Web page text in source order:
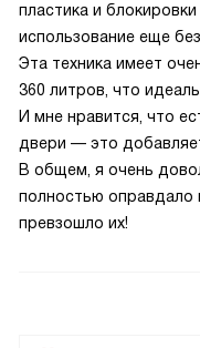
пластика и
использование еще
Эта техника имеет
360 литров, что
И мне нравится, что
двери — это
В общем, я очень
полностью
превзошло их!